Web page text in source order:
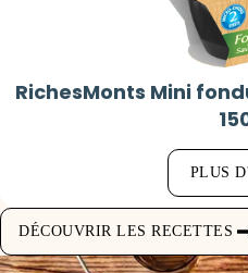
RichesMonts Mini
PLUS
DÉCOUVRIR LES RECETTES